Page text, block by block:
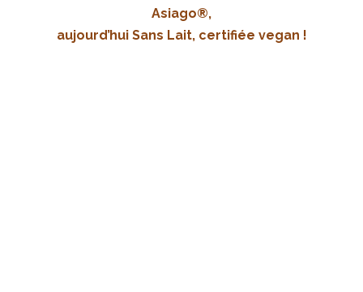
Asiago®,
aujourd’hui Sans Lait, certifiée vegan !